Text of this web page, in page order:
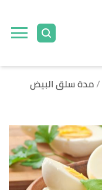
مدة سلق البيض